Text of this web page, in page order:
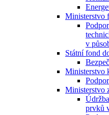
Ministerstvo
v
Státní fond
Ministerstvo
Ministerstvo
prvků